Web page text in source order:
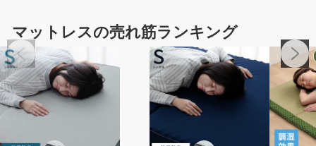
マットレスの売れ筋ランキング